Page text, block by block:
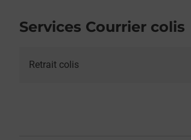
Services Courrier colis
Retrait colis